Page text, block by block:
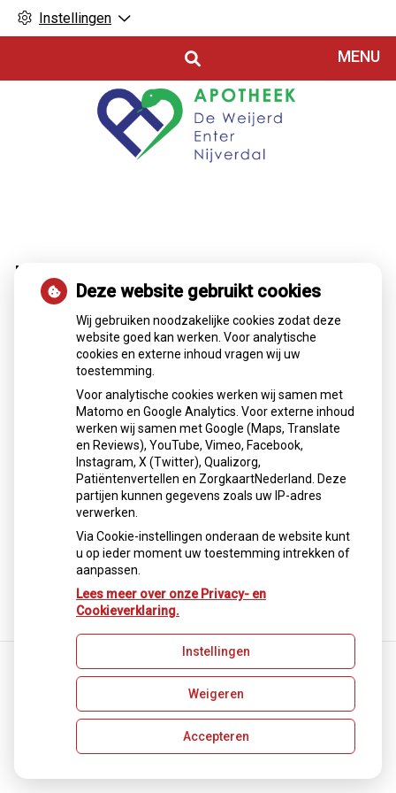
Instellingen
MENU
Kookadvies drinkwater in provincie
Utrecht vanwege besmetting
Voor ongeveer 85.000 huishoudens in het oosten van de
provincie Utrecht geldt een kookadvies voor drinkwater.
Drinkwaterbedrijf Vitens heeft een besmetting met de
enterokokkenbacterie vastgesteld. Bewoners wordt
geadviseerd water eerst te koken voordat het wordt
gebruikt om te drinken of eten te bereiden.
Lees het hele artikel op: Nationale zorggids
Publicatiedatum:06-01-2026
Terug naar overzicht
Uw Zorg Online|Beheer
Privacy verklaring
Deze website gebruikt cookies
Wij gebruiken noodzakelijke cookies zodat deze
website goed kan werken. Voor analytische
cookies en externe inhoud vragen wij uw
toestemming.
Voor analytische cookies werken wij samen met
Matomo en Google Analytics. Voor externe inhoud
werken wij samen met Google (Maps, Translate
en Reviews), YouTube, Vimeo, Facebook,
Instagram, X (Twitter), Qualizorg,
Patiëntenvertellen en ZorgkaartNederland. Deze
partijen kunnen gegevens zoals uw IP-adres
verwerken.
Via Cookie-instellingen onderaan de website kunt
u op ieder moment uw toestemming intrekken of
aanpassen.
Lees meer over onze Privacy- en
Cookieverklaring.
Instellingen
Weigeren
Accepteren